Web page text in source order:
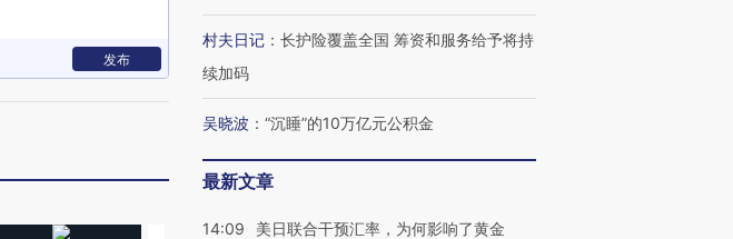
发布
村夫日记 ： 长护险覆盖全国 筹资和服务给予将持
续加码
吴晓波 ： “沉睡”的10万亿元公积金
最新文章
14:09 美日联合干预汇率，为何影响了黄金